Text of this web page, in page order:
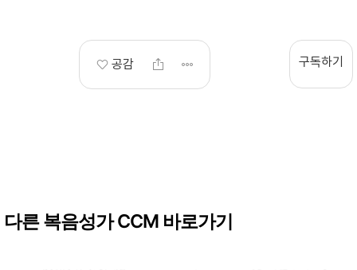
공감 구독하기
다른 복음성가 CCM 바로가기